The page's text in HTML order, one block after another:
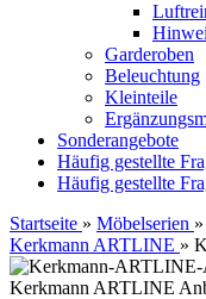
Garderoben
Beleuchtung
Kleinteile
Sonderangebote
Häufig gestellte
Häufig gestellte
Startseite » Möbelserien »
Kerkmann ARTLINE »
Kerkmann ARTLINE